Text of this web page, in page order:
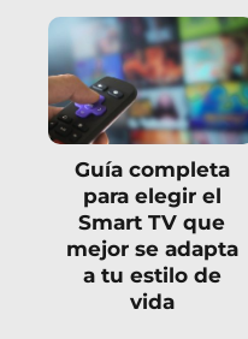
Guía completa
para elegir el
Smart TV que
mejor se adapta
a tu estilo de
vida